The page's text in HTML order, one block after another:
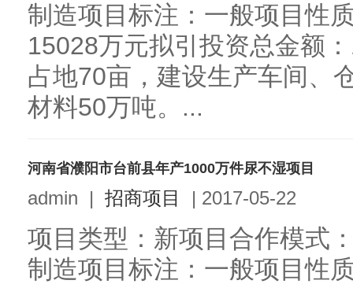
制造项目标注：一般项目性
15028万元拟引投资总金额
占地70亩，建设生产车间、
材料50万吨。...
河南省濮阳市台前县年产1000万件尿不湿项目
admin | 招商项目 | 2017-05-22
项目类型：新项目合作模式
制造项目标注：一般项目性